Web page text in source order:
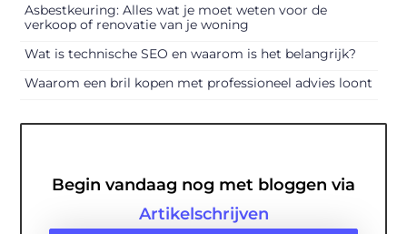
Asbestkeuring: Alles wat je moet weten voor de
verkoop of renovatie van je woning
Wat is technische SEO en waarom is het belangrijk?
Waarom een bril kopen met professioneel advies loont
Begin vandaag nog met bloggen via
Artikelschrijven